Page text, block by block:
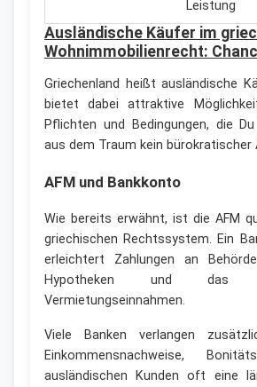
Leistung
Ausländische Käufer im
Wohnimmobilienrecht:
Griechenland heißt ausländische
bietet dabei attraktive
Pflichten und Bedingungen, die
aus dem Traum kein bürokratischer
AFM und Bankkonto
Wie bereits erwähnt, ist die AFM
griechischen Rechtssystem. Ein
erleichtert Zahlungen an
Hypotheken und das
Vermietungseinnahmen.
Viele Banken verlangen
Einkommensnachweise,
ausländischen Kunden oft eine